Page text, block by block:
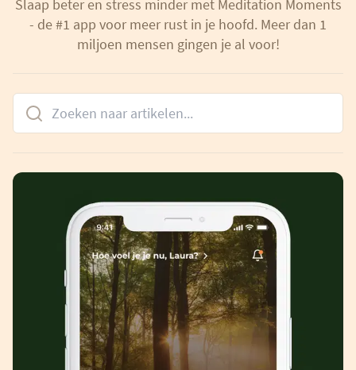
Slaap beter en stress minder met Meditation Moments
- de #1 app voor meer rust in je hoofd. Meer dan 1
miljoen mensen gingen je al voor!